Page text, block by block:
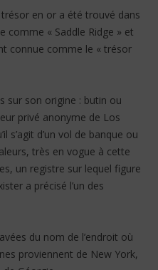
en or a été trouvé dans
comme « Saddle Ridge » et
connue comme le « trésor
sur son origine : butin ou
privé anonyme de Los
s’agit d’un vol de banque ou
très en vogue à cette
un registre sur lequel figure
a précisé l’un des
du nom de l’endroit où
proviennent de New York,